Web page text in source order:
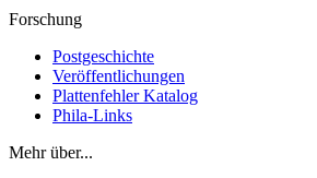
Forschung
Postgeschichte
Veröffentlichungen
Plattenfehler Katalog
Phila-Links
Mehr über...